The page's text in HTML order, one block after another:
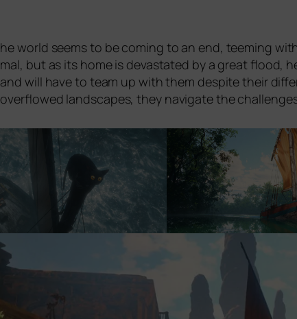
he world seems to be coming to an end, tee­ming
mal, but as its home is devas­ta­ted by a gre­at flood,
and will have to team up with them despi­te their
over­flowed land­scapes, they navi­ga­te the